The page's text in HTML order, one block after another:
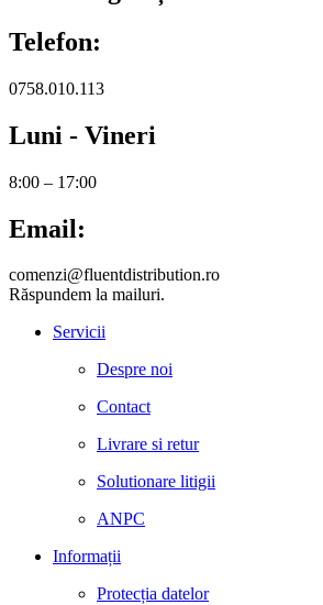
Telefon:
0758.010.113
Luni - Vineri
8:00 – 17:00
Email:
comenzi@fluentdistribution.ro
Răspundem la mailuri.
Servicii
Despre noi
Contact
Livrare si retur
Solutionare litigii
ANPC
Informații
Protecția datelor